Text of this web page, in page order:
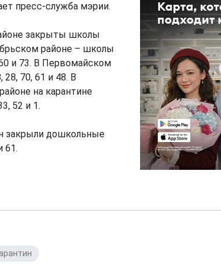
пресс-служба мэрии.
закрыты школы
районе – школы
и 73. В Первомайском
70, 61 и 48. В
на карантине
52 и 1.
закрыли дошкольные
61.